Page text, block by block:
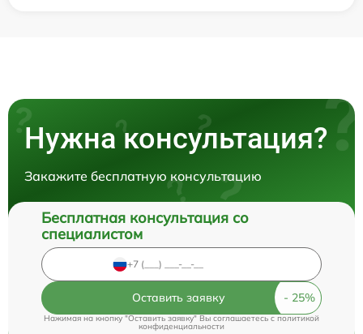
Нужна консультация?
Закажите бесплатную консультацию
Бесплатная консультация со
специалистом
Оставить заявку
Нажимая на кнопку "Оставить заявку" Вы соглашаетесь cполитикой
конфиденциальности